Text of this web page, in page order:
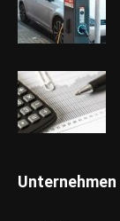
Unternehmen